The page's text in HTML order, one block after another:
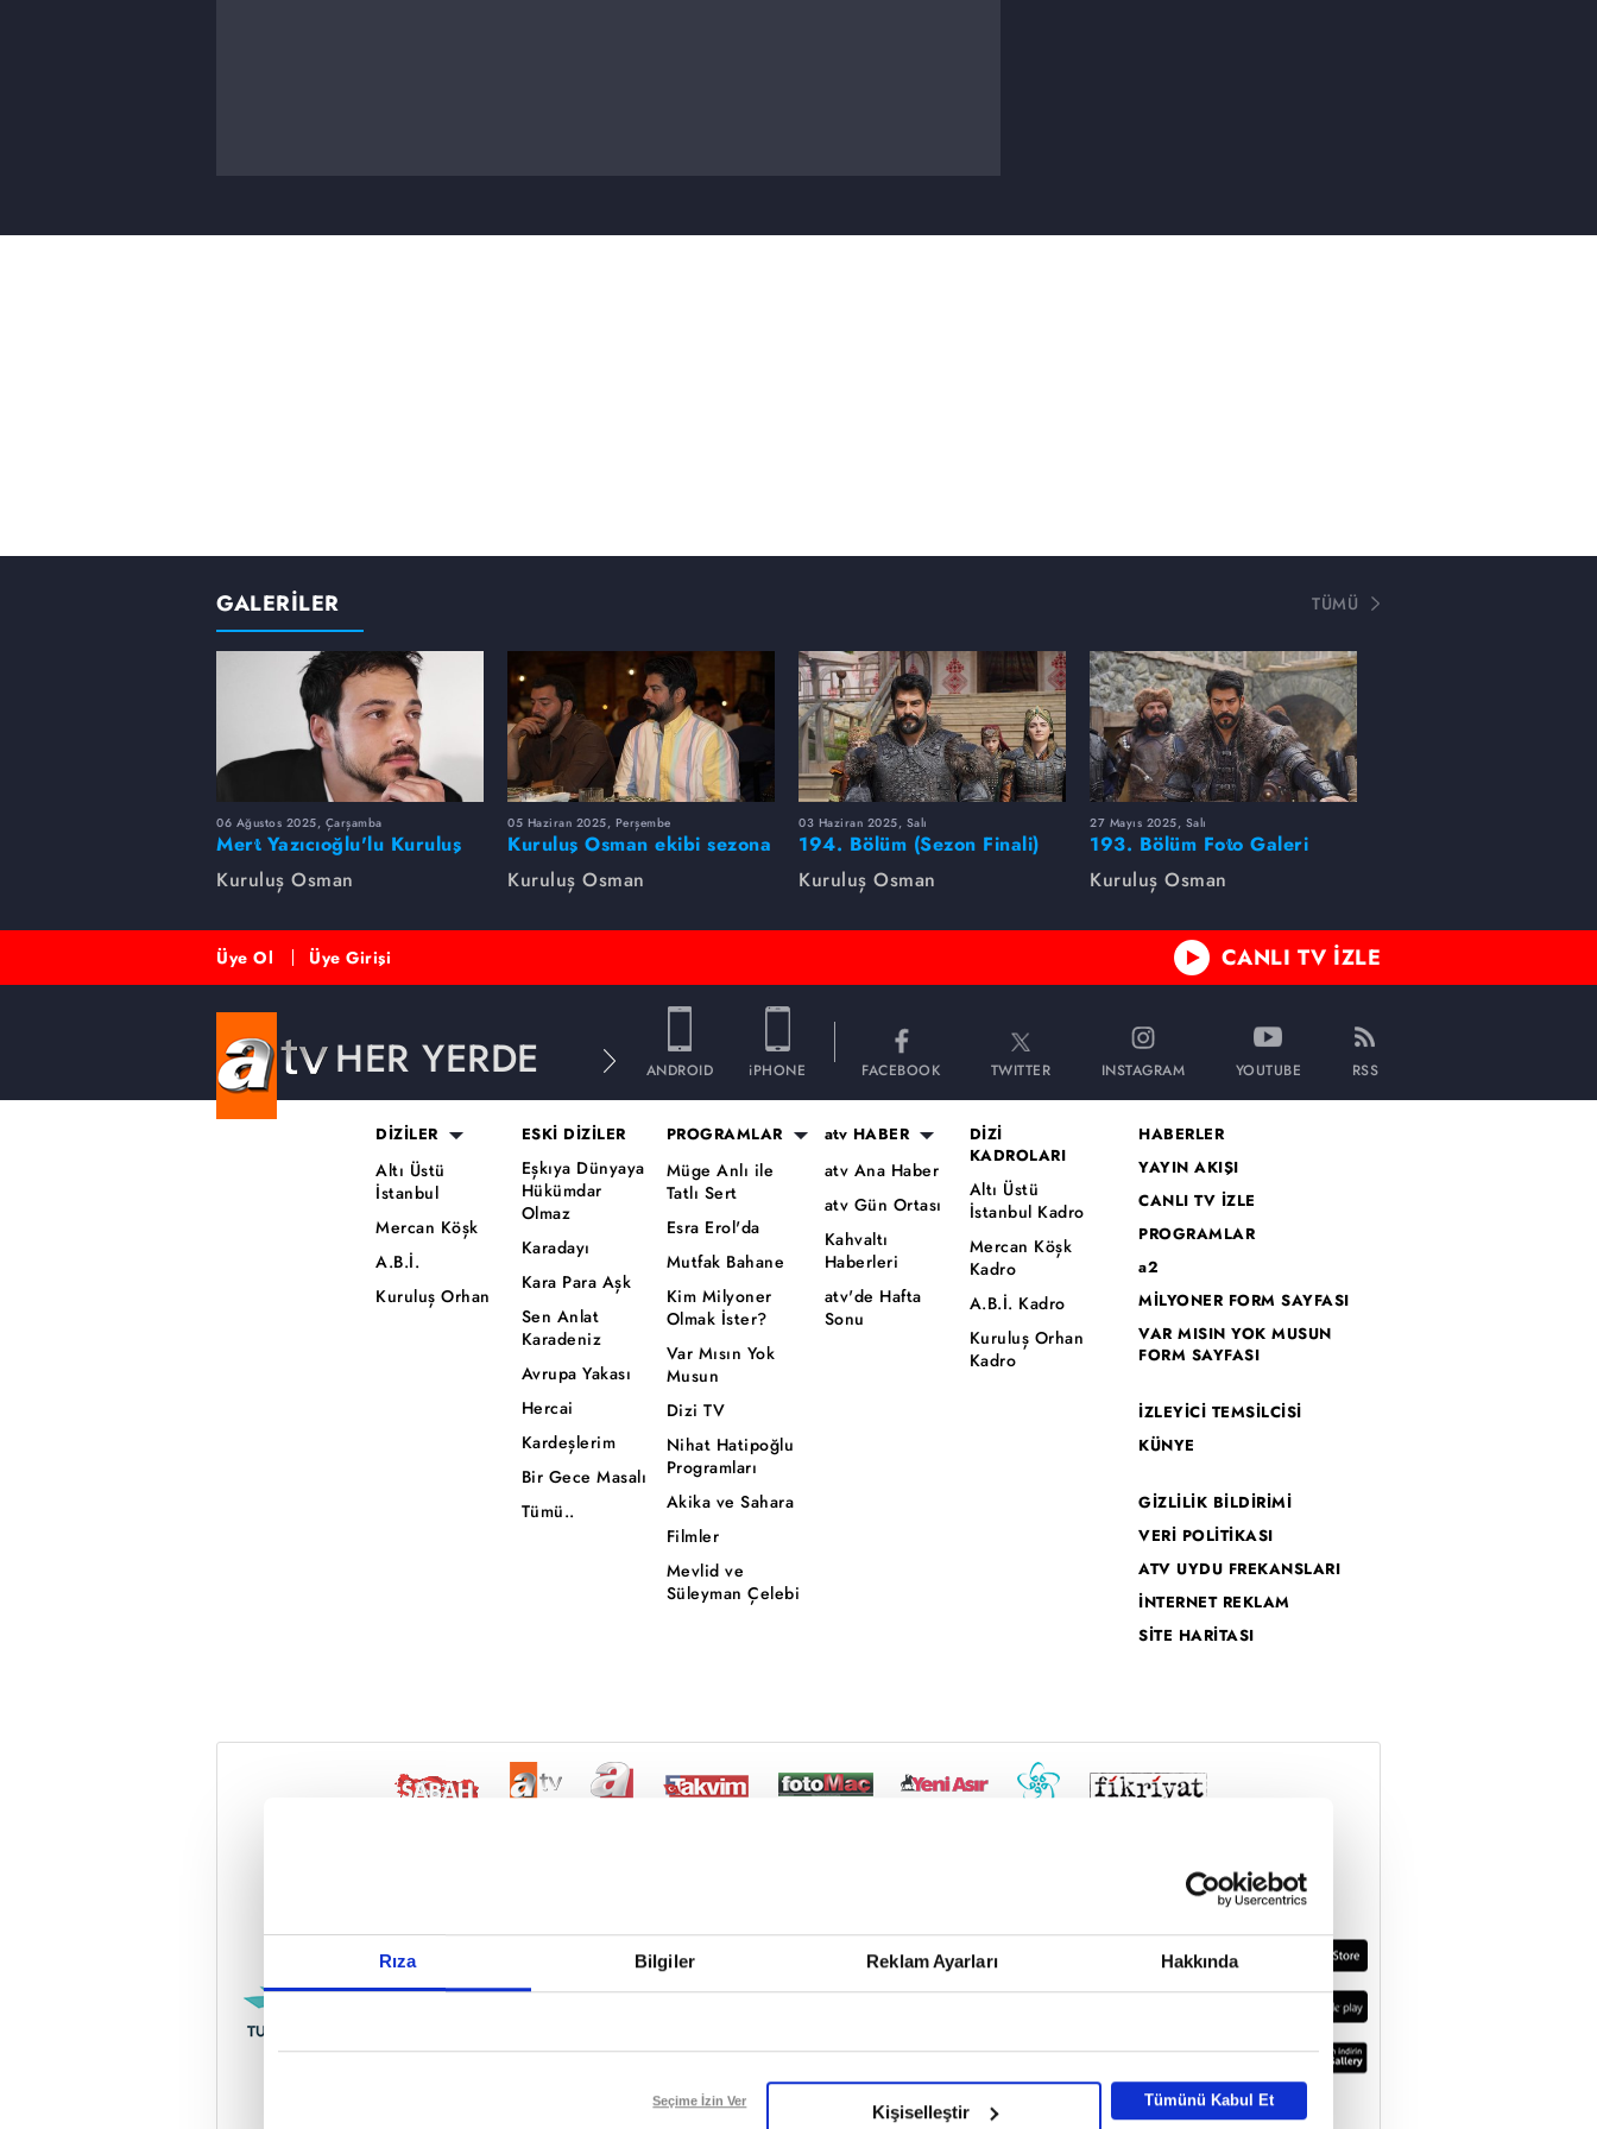
Rıza Bilgiler Reklam Ayarları Hakkında
Reddet
Seçime İzin Ver
Kişiselleştir
Tümünü Kabul Et
GALERİLER TÜMÜ
06 Ağustos 2025, Çarşamba
Mert Yazıcıoğlu'lu Kuruluş
dizisinin oyuncu kadrosunda
kimler var?
Kuruluş Osman
05 Haziran 2025, Perşembe
Kuruluş Osman ekibi sezona
birlikte veda etti
Kuruluş Osman
03 Haziran 2025, Salı
194. Bölüm (Sezon Finali)
Foto Galeri
Kuruluş Osman
27 Mayıs 2025, Salı
193. Bölüm Foto Galeri
Kuruluş Osman
Üye Ol Üye Girişi CANLI TV İZLE
HER YERDE ANDROID iPHONE FACEBOOK TWITTER INSTAGRAM YOUTUBE RSS
DİZİLER
Altı Üstü
İstanbul
Mercan Köşk
A.B.İ.
Kuruluş Orhan
ESKİ DİZİLER
Eşkıya Dünyaya
Hükümdar
Olmaz
Karadayı
Kara Para Aşk
Sen Anlat
Karadeniz
Avrupa Yakası
Hercai
Kardeşlerim
Bir Gece Masalı
Tümü..
PROGRAMLAR
Müge Anlı ile
Tatlı Sert
Esra Erol'da
Mutfak Bahane
Kim Milyoner
Olmak İster?
Var Mısın Yok
Musun
Dizi TV
Nihat Hatipoğlu
Programları
Akika ve Sahara
Filmler
Mevlid ve
Süleyman Çelebi
atv HABER
atv Ana Haber
atv Gün Ortası
Kahvaltı
Haberleri
atv'de Hafta
Sonu
DİZİ
KADROLARI
Altı Üstü
İstanbul Kadro
Mercan Köşk
Kadro
A.B.İ. Kadro
Kuruluş Orhan
Kadro
HABERLER
YAYIN AKIŞI
CANLI TV İZLE
PROGRAMLAR
a2
MİLYONER FORM SAYFASI
VAR MISIN YOK MUSUN
FORM SAYFASI
İZLEYİCİ TEMSİLCİSİ
KÜNYE
GİZLİLİK BİLDİRİMİ
VERİ POLİTİKASI
ATV UYDU FREKANSLARI
İNTERNET REKLAM
SİTE HARİTASI